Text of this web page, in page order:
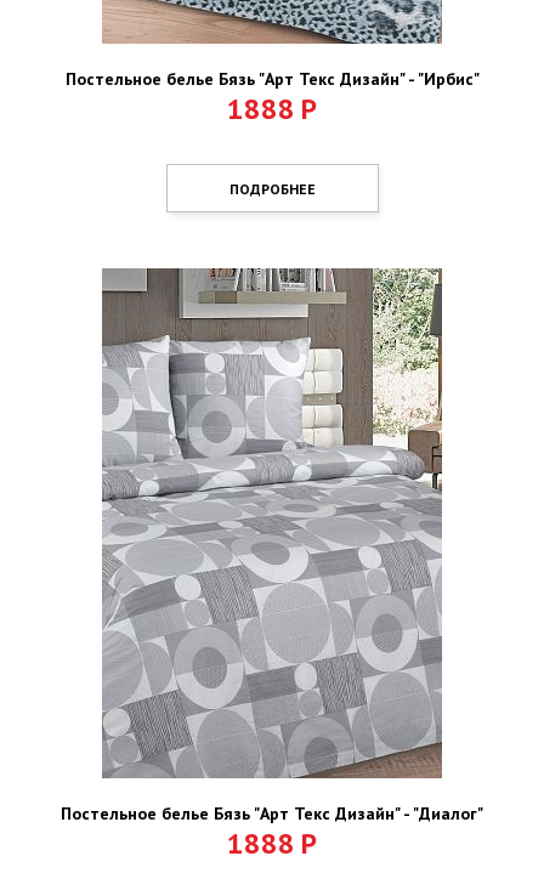
Постельное белье Бязь "Арт Текс Дизайн" - "Ирбис"
1888 Р
ПОДРОБНЕЕ
Постельное белье Бязь "Арт Текс Дизайн" - "Диалог"
1888 Р